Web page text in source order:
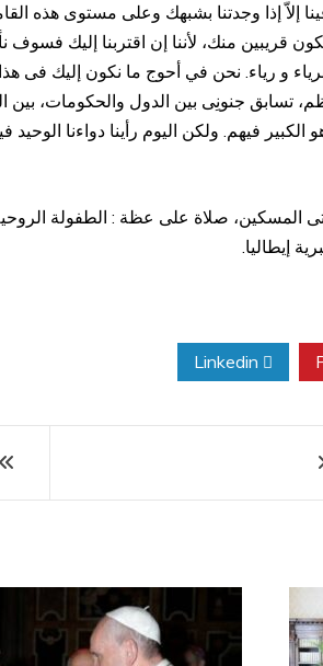
إلاّ إذا وجدتنا بشبهك وعلى مستوى هذه
قريبين منك، لأننا إن اقتربنا إليك
و رياء. نحن في أحوج ما نكون إليك فى
تسابق جنونِى بين الدول والحكومات، بين
فيهم. ولكن اليوم رأينا دواءنا الوحيد
إيطاليا.